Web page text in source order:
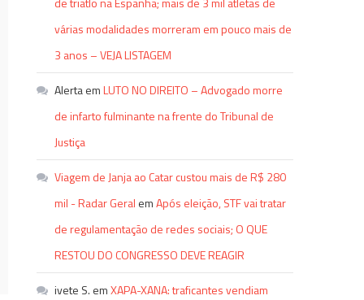
várias modalidades morreram em pouco mais de
3 anos – VEJA LISTAGEM
AlertaemLUTO NO DIREITO – Advogado morre
de infarto fulminante na frente do Tribunal de
Justiça
Viagem de Janja ao Catar custou mais de R$ 280
mil - Radar Geral emApós eleição, STF vai tratar
de regulamentação de redes sociais; O QUE
RESTOU DO CONGRESSO DEVE REAGIR
ivete S. emXAPA-XANA: traficantes vendiam